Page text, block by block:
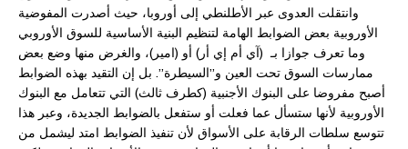
وانتقلت العدوى عبر الأطلنطي إلى أوروبا، حيث أصدرت المفوضية
الأوروبية بعض الضوابط الهامة لتنظيم البنية الأساسية للسوق الأوروبي
وما تعرف جوازا بـ (آي أم إي أر) أو (امير)، والغرض منها وضع بعض
ممارسات السوق تحت العين و”السيطرة”. بل إن التقيد بهذه الضوابط
أصبح مفروضا على البنوك الأجنبية (كطرف ثالث) التي تتعامل مع البنوك
الأوروبية لأنها ستسأل عما فعلت أو ستفعل بالضوابط الجديدة، وعبر هذا
تتوسع سلطات الرقابة على الأسواق لأن تنفيذ الضوابط امتد ليشمل من